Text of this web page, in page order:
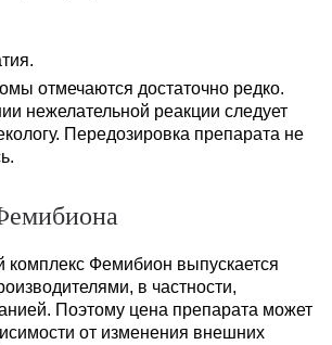
отмечаются достаточно редко.
нежелательной реакции следует
Передозировка препарата не
Фемибион выпускается
в частности,
Поэтому цена препарата может
от изменения внешних